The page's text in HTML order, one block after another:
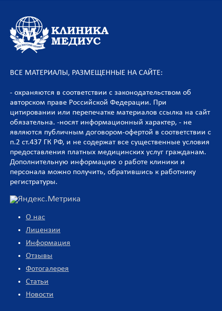
ВСЕ МАТЕРИАЛЫ, РАЗМЕЩЕННЫЕ НА САЙТЕ:
- охраняются в соответствии с законодательством об
авторском праве Российской Федерации. При
цитировании или перепечатке материалов ссылка на сайт
обязательна. -носят информационный характер, - не
являются публичным договором-офертой в соответствии с
п.2 ст.437 ГК РФ, и не содержат все существенные условия
предоставления платных медицинских услуг гражданам.
Дополнительную информацию о работе клиники и
персонала можно получить, обратившись к работнику
регистратуры.
О нас
Лицензии
Информация
Отзывы
Фотогалерея
Статьи
Новости